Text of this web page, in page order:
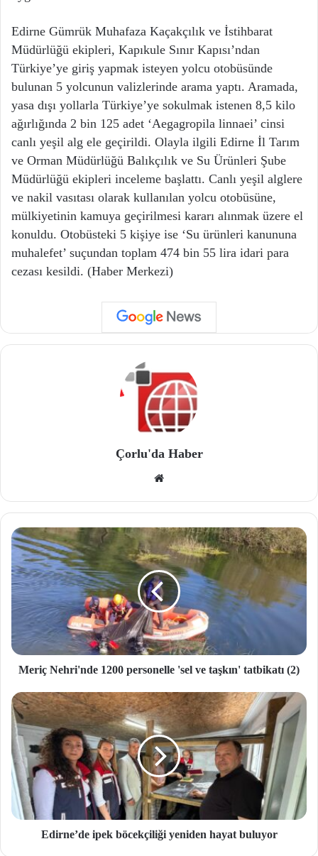
Edirne Gümrük Muhafaza Kaçakçılık ve İstihbarat
Müdürlüğü ekipleri, Kapıkule Sınır Kapısı’ndan
Türkiye’ye giriş yapmak isteyen yolcu otobüsünde
bulunan 5 yolcunun valizlerinde arama yaptı. Aramada,
yasa dışı yollarla Türkiye’ye sokulmak istenen 8,5 kilo
ağırlığında 2 bin 125 adet ‘Aegagropila linnaei’ cinsi
canlı yeşil alg ele geçirildi. Olayla ilgili Edirne İl Tarım
ve Orman Müdürlüğü Balıkçılık ve Su Ürünleri Şube
Müdürlüğü ekipleri inceleme başlattı. Canlı yeşil alglere
ve nakil vasıtası olarak kullanılan yolcu otobüsüne,
mülkiyetinin kamuya geçirilmesi kararı alınmak üzere el
konuldu. Otobüsteki 5 kişiye ise ‘Su ürünleri kanununa
muhalefet’ suçundan toplam 474 bin 55 lira idari para
cezası kesildi. (Haber Merkezi)
Çorlu'da Haber
site
si
Meriç Nehri'nde 1200 personelle 'sel ve taşkın' tatbikatı (2)
Edirne’de ipek böcekçiliği yeniden hayat buluyor